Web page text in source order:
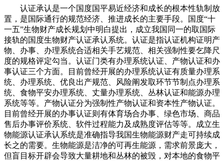
认证承认是一个国度国平易近经济和成长的根本性轨制放
置，是国际通行的规范经济、推进成长的主要手段。国度“十
一五”生物财产成长规划中明白提出，成立我国同一的取国际
接轨的国度生物财产认证承认系统。认证是指认证机构证明产
物、办事、办理系统合适相关手艺规范、相关强制性要乞降尺
度的规格评定勾当。认证门类有办理系统认证、产物认证和办
事认证三个方面。目前曾经开展的办理系统认证有质量办理系
统、办理系统、优良出产规范、风险阐发取环节节制点办理系
统、食物平安办理系统、丈量办理系统、丛林认证和能源办理
系统等等。产物认证分为强制性产物认证和资本性产物认证。
目前曾经开展的办事认证则有体育场合办事、绿色市场、商品
售后办事评价系统、软件过程能力及成熟度评估等等。成立生
物能源认证承认系统是准确指导我国生物能源财产走可持续成
长之的需要。生物能源是洁净的可再生能源，需求前景庞大，
但盲目标开辟会导致大量耕地和丛林的被毁，对本地的食物平